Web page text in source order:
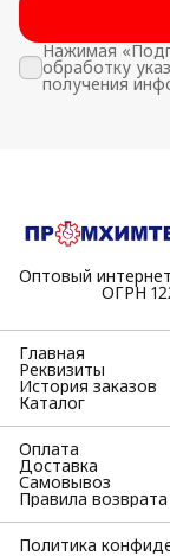
Нажимая
обработку
получения
Оптовый
⠀⠀⠀⠀⠀⠀⠀ОГРН
Главная
Реквизиты
История заказов
Каталог
Оплата
Доставка
Самовывоз
Правила возврата
Политика